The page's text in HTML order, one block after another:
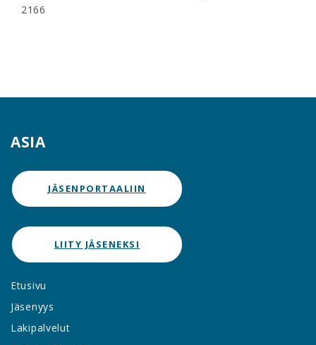
2166
ASIA
JÄSENPORTAALIIN
LIITY JÄSENEKSI
Etusivu
Jäsenyys
Lakipalvelut